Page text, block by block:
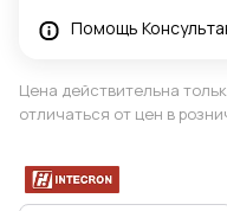
Помощь
Цена действительна
отличаться от цен в